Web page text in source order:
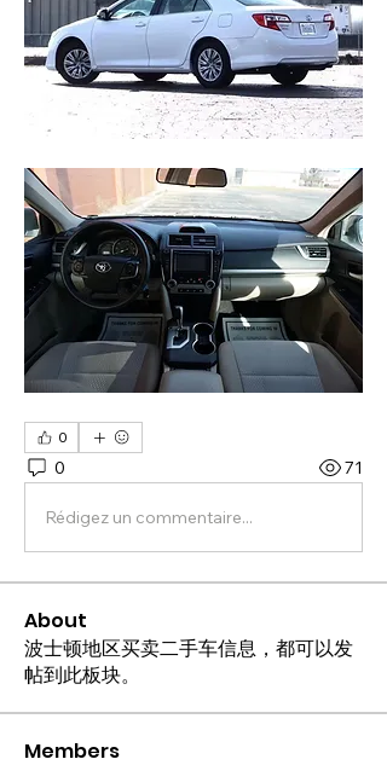
0
0 71
Rédigez un commentaire...
About
波士顿地区买卖二手车信息，都可以发
帖到此板块。
Members